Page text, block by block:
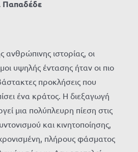
ανθρώπινης ιστορίας, οι
υψηλής έντασης ήταν οι πιο
προκλήσεις που
ένα κράτος. Η διεξαγωγή
μια πολύπλευρη πίεση στις
και κινητοποίησης,
πλήρους φάσματος